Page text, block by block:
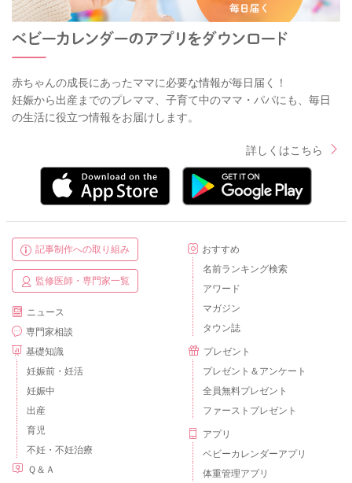
赤ちゃんの成長にあったママに必要な情報が毎日届く！
妊娠から出産までのプレママ、子育て中のママ・パパにも、毎日
の生活に役立つ情報をお届けします。
詳しくはこちら
記事制作への取り組み
監修医師・専門家一覧
ニュース
専門家相談
基礎知識
妊娠前・妊活
妊娠中
出産
育児
不妊・不妊治療
Ｑ＆Ａ
おすすめ
名前ランキング検索
アワード
マガジン
タウン誌
プレゼント
プレゼント＆アンケート
全員無料プレゼント
ファーストプレゼント
アプリ
ベビーカレンダーアプリ
体重管理アプリ